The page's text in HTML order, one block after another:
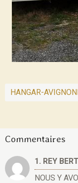
HANGAR-
Commentaires
1. REY
NOUS Y